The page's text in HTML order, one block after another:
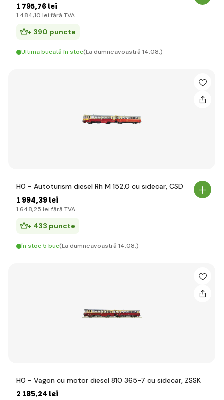
1 795,76 lei
1 484,10 lei fără TVA
+ 390 puncte
Ultima bucată în stoc(La dumneavoastră 14.08.)
H0 - Autoturism diesel Rh M 152.0 cu sidecar, CSD
1 994,39 lei
1 648,25 lei fără TVA
+ 433 puncte
În stoc 5 buc(La dumneavoastră 14.08.)
H0 - Vagon cu motor diesel 810 365-7 cu sidecar, ZSSK
2 185,24 lei